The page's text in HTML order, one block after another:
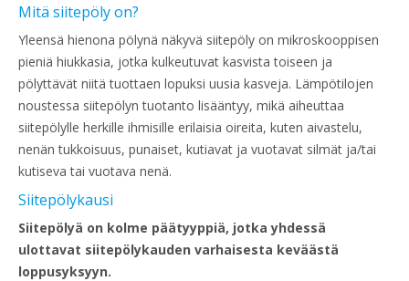
Mitä siitepöly on?
Yleensä hienona pölynä näkyvä siitepöly on mikroskooppisen
pieniä hiukkasia, jotka kulkeutuvat kasvista toiseen ja
pölyttävät niitä tuottaen lopuksi uusia kasveja. Lämpötilojen
noustessa siitepölyn tuotanto lisääntyy, mikä aiheuttaa
siitepölylle herkille ihmisille erilaisia oireita, kuten aivastelu,
nenän tukkoisuus, punaiset, kutiavat ja vuotavat silmät ja/tai
kutiseva tai vuotava nenä.
Siitepölykausi
Siitepölyä on kolme päätyyppiä, jotka yhdessä
ulottavat siitepölykauden varhaisesta keväästä
loppusyksyyn.